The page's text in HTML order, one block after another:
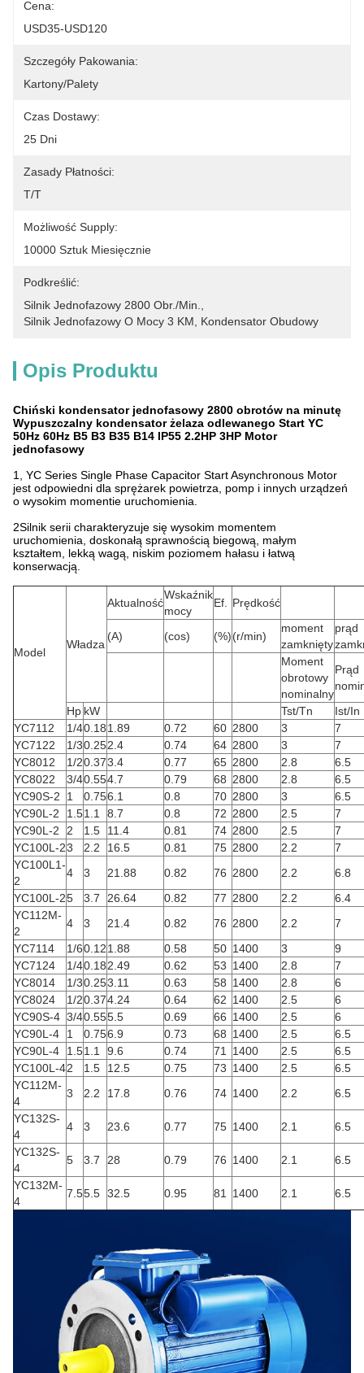
Cena:
USD35-USD120
Szczegóły Pakowania:
Kartony/Palety
Czas Dostawy:
25 Dni
Zasady Płatności:
T/T
Możliwość Supply:
10000 Sztuk Miesięcznie
Podkreślić:
Silnik Jednofazowy 2800 Obr./min.
Silnik Jednofazowy O Mocy 3 KM
Kondensator Obudowy
Opis Produktu
Chiński kondensator jednofasowy 2800 obrotów na minutę
Wypuszczalny kondensator żelaza odlewanego Start YC
50Hz 60Hz B5 B3 B35 B14 IP55 2.2HP 3HP Motor
jednofasowy
1, YC Series Single Phase Capacitor Start Asynchronous Motor
jest odpowiedni dla sprężarek powietrza, pomp i innych urządzeń
o wysokim momentie uruchomienia.
2Silnik serii charakteryzuje się wysokim momentem
uruchomienia, doskonałą sprawnością biegową, małym
kształtem, lekką wagą, niskim poziomem hałasu i łatwą
konserwacją.
Model
Władza
Aktualność
Wskaźnik
mocy
Ef. Prędkość
(A) (cos) (%)(r/min)
moment
zamknięty
prąd
Moment
obrotowy
nominalny
Prąd
Hp kW Tst/Tn
Ist/In
YC7112
1/40.181.89 0.72 60 2800 3
7
YC7122
1/30.252.4 0.74 64 2800 3
7
YC8012
1/20.373.4 0.77 65 2800 2.8
6.5
YC8022
3/40.554.7 0.79 68 2800 2.8
6.5
YC90S-2
1 0.756.1 0.8 70 2800 3
6.5
YC90L-2
1.51.1 8.7 0.8 72 2800 2.5
7
YC90L-2
2 1.5 11.4 0.81 74 2800 2.5
7
YC100L-23 2.2 16.5 0.81 75 2800 2.2
7
YC100L1-
2
4 3 21.88 0.82 76 2800 2.2
6.8
YC100L-25 3.7 26.64 0.82 77 2800 2.2
6.4
YC112M-
2
4 3 21.4 0.82 76 2800 2.2
7
YC7114
1/60.121.88 0.58 50 1400 3
9
YC7124
1/40.182.49 0.62 53 1400 2.8
7
YC8014
1/30.253.11 0.63 58 1400 2.8
6
YC8024
1/20.374.24 0.64 62 1400 2.5
6
YC90S-4 3/40.555.5 0.69 66 1400 2.5
6
YC90L-4
1 0.756.9 0.73 68 1400 2.5
6.5
YC90L-4
1.51.1 9.6 0.74 71 1400 2.5
6.5
YC100L-42 1.5 12.5 0.75 73 1400 2.5
6.5
YC112M-
4
3 2.2 17.8 0.76 74 1400 2.2
6.5
YC132S-
4
4 3 23.6 0.77 75 1400 2.1
6.5
YC132S-
4
5 3.7 28 0.79 76 1400 2.1
6.5
YC132M-
4
7.55.5 32.5 0.95 81 1400 2.1 6.5